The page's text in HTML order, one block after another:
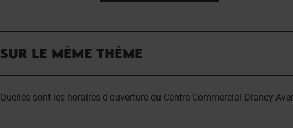
SUR LE MÊME THÈME
Quelles sont les horaires d'ouverture du Centre Commercial Drancy